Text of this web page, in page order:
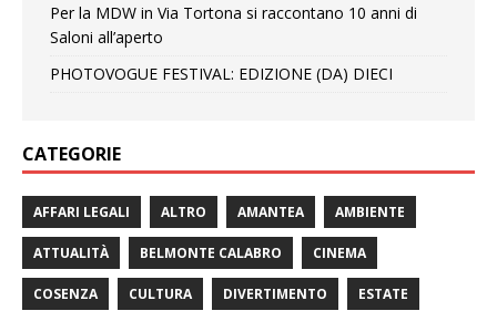
Per la MDW in Via Tortona si raccontano 10 anni di
Saloni all’aperto
PHOTOVOGUE FESTIVAL: EDIZIONE (DA) DIECI
CATEGORIE
AFFARI LEGALI ALTRO AMANTEA AMBIENTE
ATTUALITÀ BELMONTE CALABRO CINEMA
COSENZA CULTURA DIVERTIMENTO ESTATE